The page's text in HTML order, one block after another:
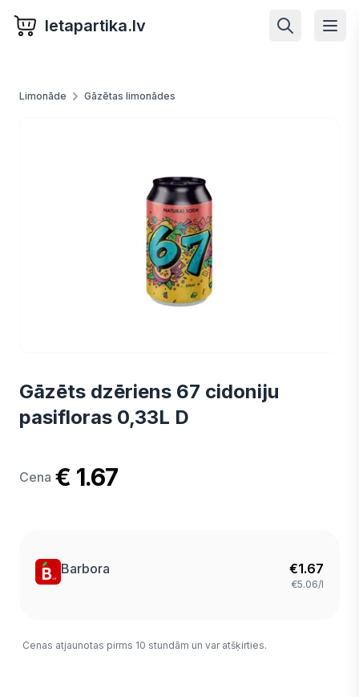
letapartika.lv
Limonāde Gāzētas limonādes
Gāzēts dzēriens 67 cidoniju
pasifloras 0,33L D
Cena € 1.67
Barbora €1.67
€5.06/l
Cenas atjaunotas pirms 10 stundām un var atšķirties.